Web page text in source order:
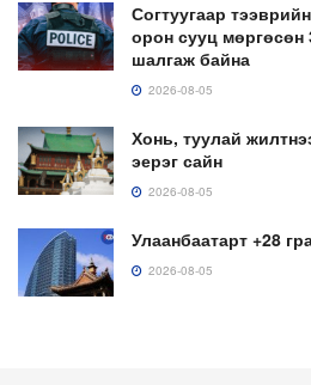
Согтуугаар
орон сууц мөргөсөн
шалгаж байна
2026-08-05
Хонь, туулай
эерэг сайн
2026-08-05
Улаанбаатарт +28
2026-08-05